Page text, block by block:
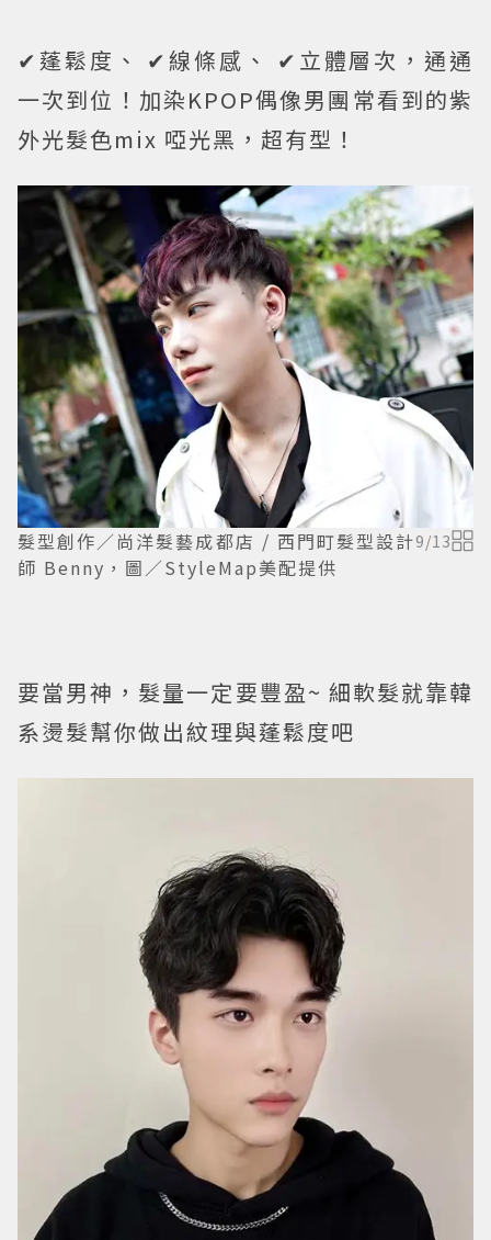
✔蓬鬆度、 ✔線條感、 ✔立體層次，通通
一次到位！加染KPOP偶像男團常看到的紫
外光髮色mix 啞光黑，超有型！
髮型創作／尚洋髮藝成都店 / 西門町髮型設計
師 Benny，圖／StyleMap美配提供
9/13
要當男神，髮量一定要豐盈~ 細軟髮就靠韓
系燙髮幫你做出紋理與蓬鬆度吧